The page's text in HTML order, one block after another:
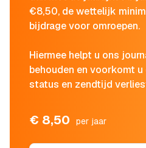
€8,50, de wettelijk
bijdrage voor omroepen.
Hiermee helpt u ons
behouden en voorkomt
status en zendtijd
€ 8,50 per jaar